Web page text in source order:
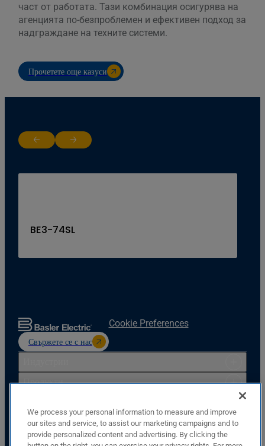
част от работата. Тази комбинация осигурява на
агенцията по-безпроблемен и ефективен подход за
надграждане на техните системи.
Прочетете още казуси
Return to previous slide
Jump to next slide
BE3-74SL
Свържете се с нас
Cookie Preferences
Продукти
Поддръжка
Компания
We process your personal information to measure and improve
our sites and service, to assist our marketing campaigns and to
provide personalized content and advertising. By clicking the